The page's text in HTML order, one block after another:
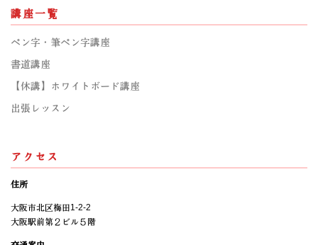
講座一覧
ペン字・筆ペン字講座
書道講座
【休講】ホワイトボード講座
出張レッスン
アクセス
住所
大阪市北区梅田1-2-2
大阪駅前第２ビル５階